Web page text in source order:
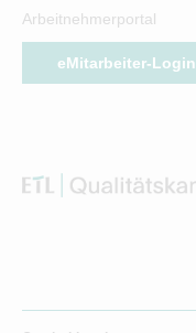
Arbeitnehmerportal
eMitarbeiter-Login